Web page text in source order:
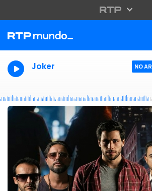
Joker NO AR